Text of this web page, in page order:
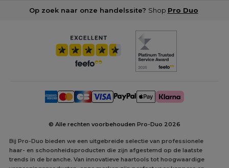
Op zoek naar onze handelssite? Shop Pro Duo
© Alle rechten voorbehouden Pro-Duo 2026
Bij Pro-Duo bieden we een uitgebreide selectie van professionele
haar- en schoonheidsproducten die zijn afgestemd op de laatste
trends in de branche. Van innovatieve haartools tot hoogwaardige